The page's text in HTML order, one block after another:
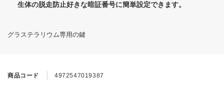
商品コード 4972547019387
生体の脱走防止好きな暗証番号に簡単設定できます。
グラステラリウム専用の鍵